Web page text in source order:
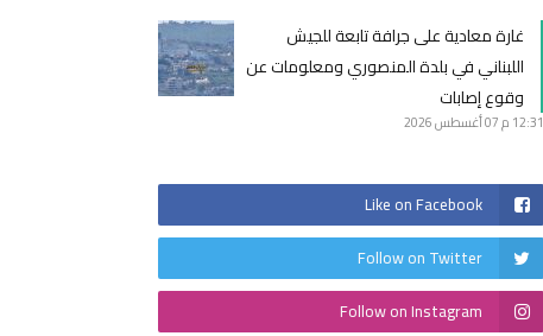
غارة معادية على جرافة تابعة للجيش
اللبناني في بلدة المنصوري ومعلومات عن
وقوع إصابات
12:31 م 07 أغسطس 2026
Like on Facebook
Follow on Twitter
Follow on Instagram